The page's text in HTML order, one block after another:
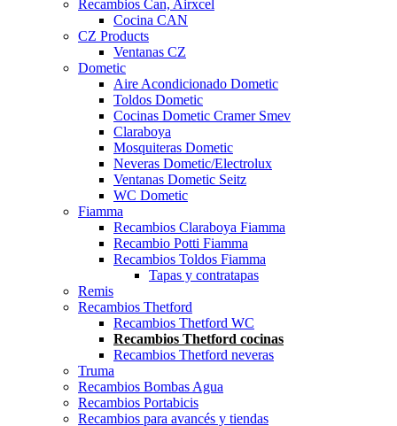
Recambios Can, Airxcel
Cocina CAN
CZ Products
Ventanas CZ
Dometic
Aire Acondicionado Dometic
Toldos Dometic
Cocinas Dometic Cramer Smev
Claraboya
Mosquiteras Dometic
Neveras Dometic/Electrolux
Ventanas Dometic Seitz
WC Dometic
Fiamma
Recambios Claraboya Fiamma
Recambio Potti Fiamma
Recambios Toldos Fiamma
Tapas y contratapas
Remis
Recambios Thetford
Recambios Thetford WC
Recambios Thetford cocinas
Recambios Thetford neveras
Truma
Recambios Bombas Agua
Recambios Portabicis
Recambios para avancés y tiendas